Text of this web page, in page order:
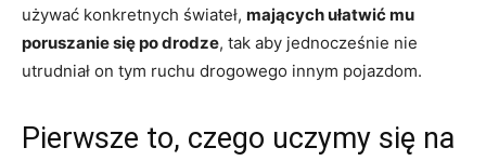
używać konkretnych świateł, mających ułatwić mu
poruszanie się po drodze, tak aby jednocześnie nie
utrudniał on tym ruchu drogowego innym pojazdom.
Pierwsze to, czego uczymy się na